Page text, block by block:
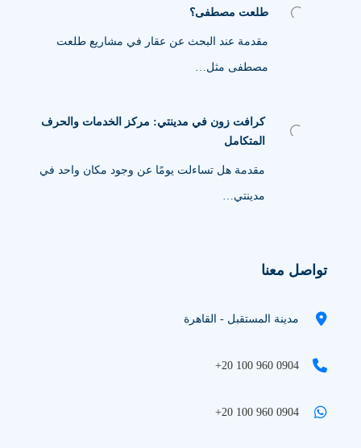
طلعت مصطفى؟
مقدمة عند البحث عن عقار في مشاريع طلعت
مصطفى مثل…
كرافت زون في مدينتي: مركز الخدمات والحرف
المتكامل
مقدمة هل تساءلت يومًا عن وجود مكان واحد في
مدينتي…
تواصل معنا
مدينة المستقبل - القاهرة
+20 100 960 0904
+20 100 960 0904